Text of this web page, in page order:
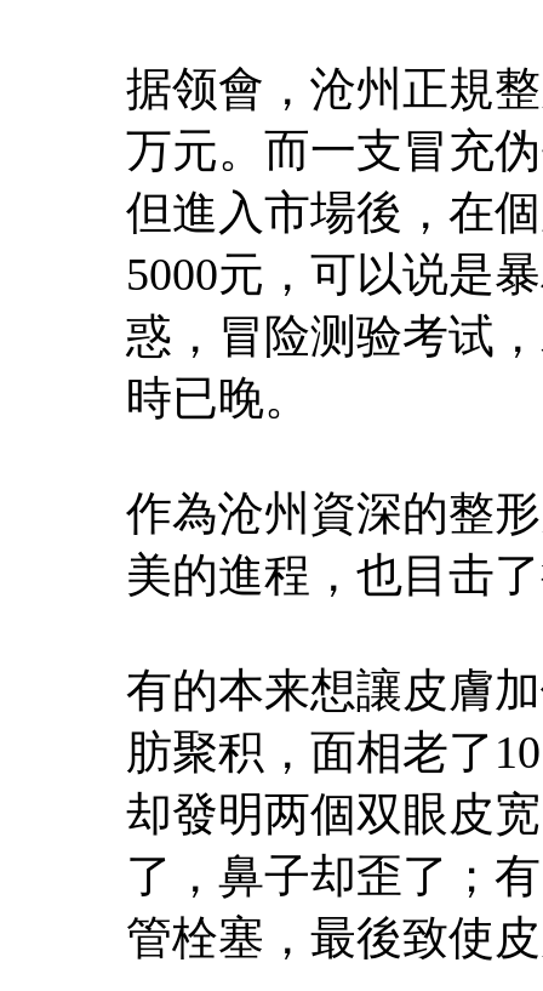
据领會，沧州正規
万元。而一支冒充
但進入市場後，在
5000元，可以说是
惑，冒险测验考试
時已晚。
作為沧州資深的整
美的進程，也目击
有的本来想讓皮膚
肪聚积，面相老了
却發明两個双眼皮
了，鼻子却歪了；
管栓塞，最後致使